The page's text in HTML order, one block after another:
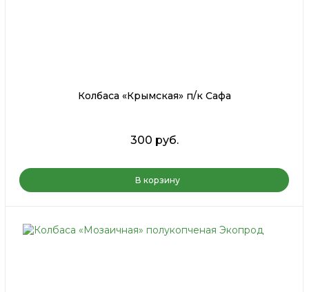
Колбаса «Крымская» п/к Сафа
300 руб.
В корзину